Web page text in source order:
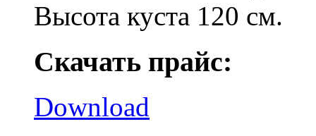
Высота куста 120 см.
Скачать прайс:
Download